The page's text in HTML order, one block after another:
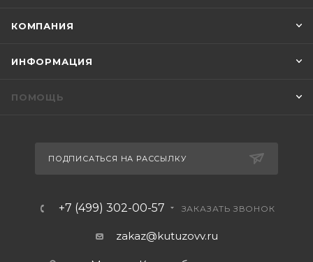
КОМПАНИЯ
ИНФОРМАЦИЯ
ПОМОЩЬ
ПОДПИСАТЬСЯ НА РАССЫЛКУ
+7 (499) 302-00-57 ЗАКАЗАТЬ ЗВОНОК
zakaz@kutuzovv.ru